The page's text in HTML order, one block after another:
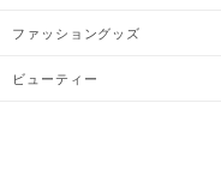
ファッショングッズ
ビューティー